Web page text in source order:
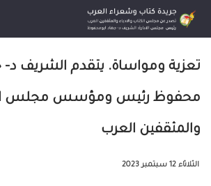
تعزية ومواساة. يتقدم الشريف د-
محفوظ رئيس ومؤسس مجلس
والمثقفين العرب
الثلاثاء 12 سبتمبر 2023